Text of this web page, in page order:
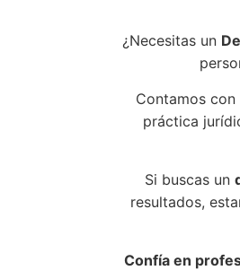
¿Necesitas un
Contamos
práctica
Si buscas un
resultados,
Confía en